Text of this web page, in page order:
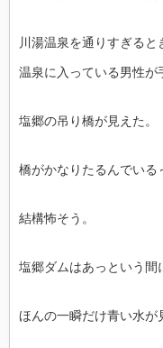
川湯温泉を通りすぎると
温泉に入っている男性が
塩郷の吊り橋が見えた。
橋がかなりたるんでいる
結構怖そう。
塩郷ダムはあっという間
ほんの一瞬だけ青い水が